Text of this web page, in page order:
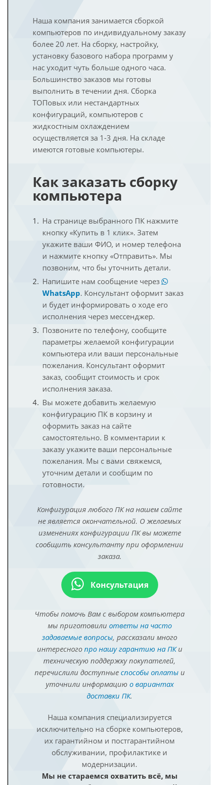
Наша компания занимается сборкой
компьютеров по индивидуальному заказу
более 20 лет. На сборку, настройку,
установку базового набора программ у
нас уходит чуть больше одного часа.
Большинство заказов мы готовы
выполнить в течении дня. Сборка
ТОПовых или нестандартных
конфигураций, компьютеров с
жидкостным охлаждением
осуществляется за 1-3 дня. На складе
имеются готовые компьютеры.
Как заказать сборку
компьютера
На странице выбранного ПК нажмите
кнопку «Купить в 1 клик». Затем
укажите ваши ФИО, и номер телефона
и нажмите кнопку «Отправить». Мы
позвоним, что бы уточнить детали.
Напишите нам сообщение через
WhatsApp. Консультант оформит заказ
и будет информировать о ходе его
исполнения через мессенджер.
Позвоните по телефону, сообщите
параметры желаемой конфигурации
компьютера или ваши персональные
пожелания. Консультант оформит
заказ, сообщит стоимость и срок
исполнения заказа.
Вы можете добавить желаемую
конфигурацию ПК в корзину и
оформить заказ на сайте
самостоятельно. В комментарии к
заказу укажите ваши персональные
пожелания. Мы с вами свяжемся,
уточним детали и сообщим по
готовности.
Конфигурация любого ПК на нашем сайте
не является окончательной. О желаемых
изменениях конфигурации ПК вы можете
сообщить консультанту при оформлении
заказа.
Консультация
Чтобы помочь Вам с выбором компьютера
мы приготовили ответы на часто
задаваемые вопросы, рассказали много
интересного про нашу гарантию на ПКи
техническую поддержку покупателей,
перечислили доступные способы оплатыи
уточнили информацию о вариантах
доставки ПК.
Наша компания специализируется
исключительно на сборке компьютеров,
их гарантийном и постгарантийном
обслуживании, профилактике и
модернизации.
Мы не стараемся охватить всё, мы